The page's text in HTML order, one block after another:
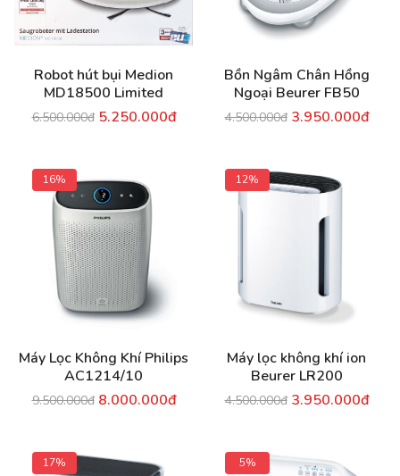
Robot hút bụi Medion
MD18500 Limited
6.500.000đ 5.250.000đ
Bồn Ngâm Chân Hồng
Ngoại Beurer FB50
4.500.000đ 3.950.000đ
16%
Máy Lọc Không Khí Philips
AC1214/10
9.500.000đ 8.000.000đ
12%
Máy lọc không khí ion
Beurer LR200
4.500.000đ 3.950.000đ
17% 5%